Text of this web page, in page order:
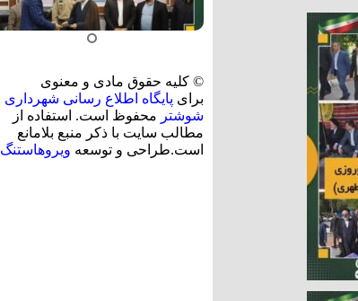
© کلیه حقوق مادی و معنوی
برای پایگاه اطلاع رسانی شهرداری
شوشتر محفوظ است. استفاده از
مطالب سایت با ذکر منبع بلامانع
است.طراحی و توسعه ویروهاستنگ